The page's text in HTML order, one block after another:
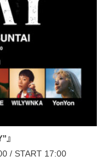
』
/ START 17:00